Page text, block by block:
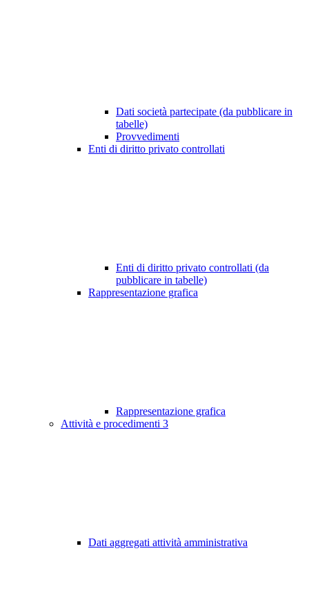
Dati società partecipate (da pubblicare in
tabelle)
Provvedimenti
Enti di diritto privato controllati
Enti di diritto privato controllati (da
pubblicare in tabelle)
Rappresentazione grafica
Rappresentazione grafica
Attività e procedimenti 3
Dati aggregati attività amministrativa